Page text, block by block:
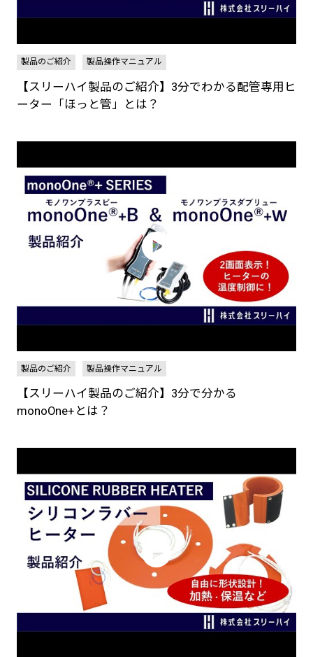
製品のご紹介 製品操作マニュアル
【スリーハイ製品のご紹介】3分でわかる配管専用ヒ
ーター「ほっと管」とは？
製品のご紹介 製品操作マニュアル
【スリーハイ製品のご紹介】3分で分かる
monoOne+とは？